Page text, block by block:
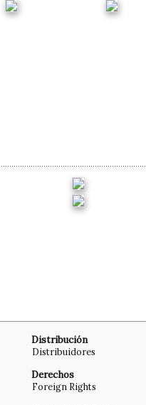
Distribución
Distribuidores
Derechos
Foreign Rights